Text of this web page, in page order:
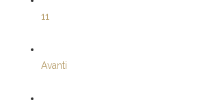
11
Avanti